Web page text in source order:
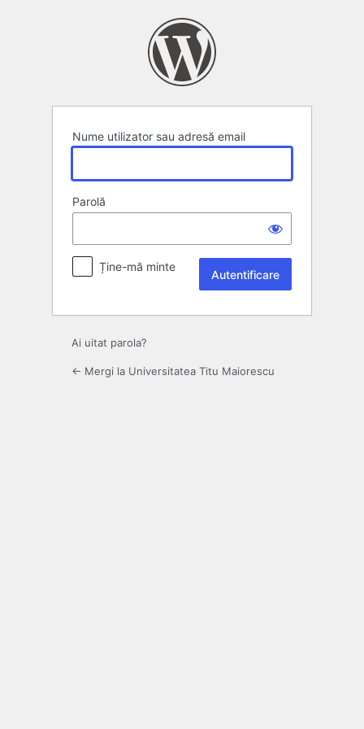
Nume utilizator sau adresă email
Parolă
Ține-mă minte
Ai uitat parola?
← Mergi la Universitatea Titu Maiorescu